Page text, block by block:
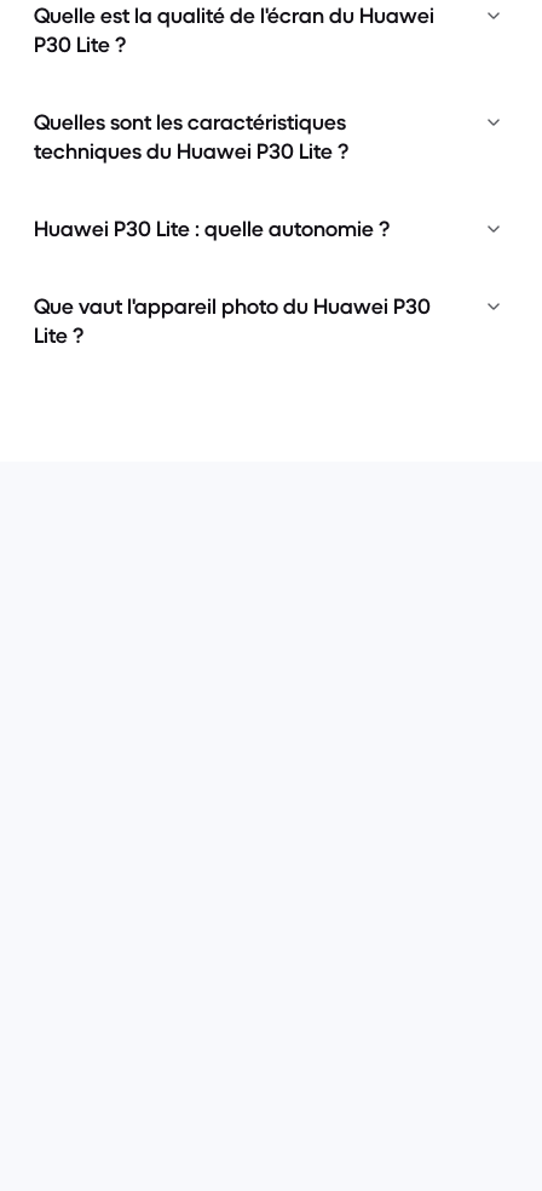
Quelle est la qualité de l'écran du Huawei
P30 Lite ?
Quelles sont les caractéristiques
techniques du Huawei P30 Lite ?
Huawei P30 Lite : quelle autonomie ?
Que vaut l'appareil photo du Huawei P30
Lite ?